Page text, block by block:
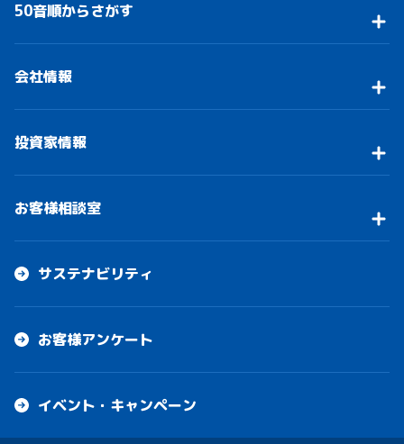
50音順からさがす
会社情報
投資家情報
お客様相談室
サステナビリティ
お客様アンケート
イベント・キャンペーン